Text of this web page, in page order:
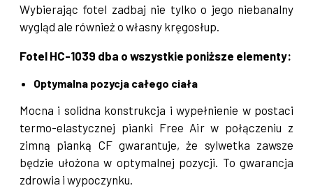
Wybierając fotel zadbaj nie tylko o jego niebanalny
wygląd ale również o własny kręgosłup.
Fotel HC-1039 dba o wszystkie poniższe elementy:
Optymalna pozycja całego ciała
Mocna i solidna konstrukcja i wypełnienie w postaci
termo-elastycznej pianki Free Air w połączeniu z
zimną pianką CF gwarantuje, że sylwetka zawsze
będzie ułożona w optymalnej pozycji. To gwarancja
zdrowia i wypoczynku.